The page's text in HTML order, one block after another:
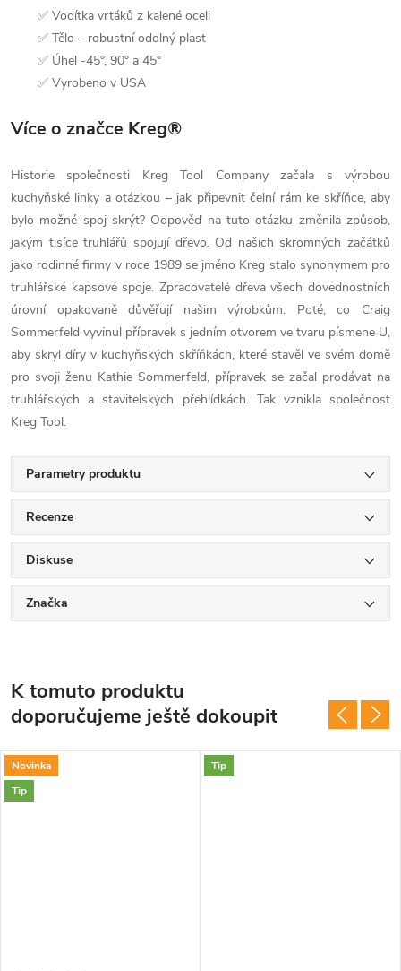
✅ Vodítka vrtáků z kalené oceli
✅ Tělo – robustní odolný plast
✅ Úhel -45°, 90° a 45°
✅ Vyrobeno v USA
Více o značce Kreg®
Historie společnosti Kreg Tool Company začala s výrobou
kuchyňské linky a otázkou – jak připevnit čelní rám ke skříňce, aby
bylo možné spoj skrýt? Odpověď na tuto otázku změnila způsob,
jakým tisíce truhlářů spojují dřevo. Od našich skromných začátků
jako rodinné firmy v roce 1989 se jméno Kreg stalo synonymem pro
truhlářské kapsové spoje. Zpracovatelé dřeva všech dovednostních
úrovní opakovaně důvěřují našim výrobkům. Poté, co Craig
Sommerfeld vyvinul přípravek s jedním otvorem ve tvaru písmene U,
aby skryl díry v kuchyňských skříňkách, které stavěl ve svém domě
pro svoji ženu Kathie Sommerfeld, přípravek se začal prodávat na
truhlářských a stavitelských přehlídkách. Tak vznikla společnost
Kreg Tool.
Parametry produktu
Recenze
Diskuse
Značka
K tomuto produktu
doporučujeme ještě dokoupit
Novinka
Tip
Tip